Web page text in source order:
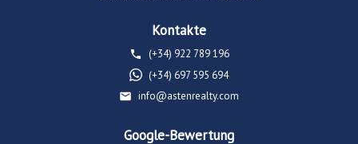
Kontakte
(+34) 922 789 196
(+34) 697 595 694
info@astenrealty.com
Google-Bewertung